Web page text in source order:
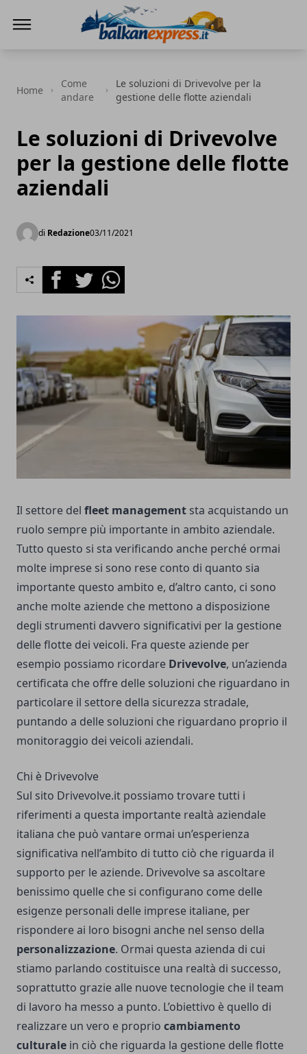
Home
Come
andare
Le soluzioni di Drivevolve per la
gestione delle flotte aziendali
Le soluzioni di Drivevolve
per la gestione delle flotte
aziendali
di Redazione03/11/2021
FacebookTwitterWhatsapp
Il settore del fleet management sta acquistando un
ruolo sempre più importante in ambito aziendale.
Tutto questo si sta verificando anche perché ormai
molte imprese si sono rese conto di quanto sia
importante questo ambito e, d’altro canto, ci sono
anche molte aziende che mettono a disposizione
degli strumenti davvero significativi per la gestione
delle flotte dei veicoli. Fra queste aziende per
esempio possiamo ricordare Drivevolve, un’azienda
certificata che offre delle soluzioni che riguardano in
particolare il settore della sicurezza stradale,
puntando a delle soluzioni che riguardano proprio il
monitoraggio dei veicoli aziendali.
Chi è Drivevolve
Sul sito Drivevolve.it possiamo trovare tutti i
riferimenti a questa importante realtà aziendale
italiana che può vantare ormai un’esperienza
significativa nell’ambito di tutto ciò che riguarda il
supporto per le aziende. Drivevolve sa ascoltare
benissimo quelle che si configurano come delle
esigenze personali delle imprese italiane, per
rispondere ai loro bisogni anche nel senso della
personalizzazione. Ormai questa azienda di cui
stiamo parlando costituisce una realtà di successo,
soprattutto grazie alle nuove tecnologie che il team
di lavoro ha messo a punto. L’obiettivo è quello di
realizzare un vero e proprio cambiamento
culturale in ciò che riguarda la gestione delle flotte